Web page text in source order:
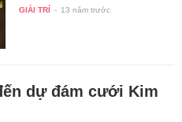
khoe…
GIẢI TRÍ - 13 năm trước
dự đám cưới Kim